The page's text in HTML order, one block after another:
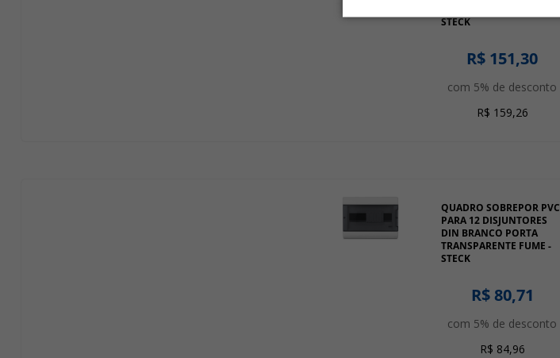
STECK
R$ 151,30
com 5% de desconto
R$ 159,26
QUADRO SOBREPOR PVC
PARA 12 DISJUNTORES
DIN BRANCO PORTA
TRANSPARENTE FUME -
STECK
R$ 80,71
com 5% de desconto
R$ 84,96